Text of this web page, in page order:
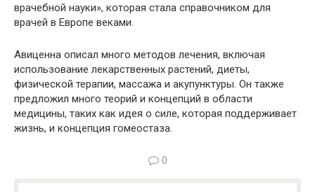
врачебной науки», которая стала справочником для
врачей в Европе веками.
Авиценна описал много методов лечения, включая
использование лекарственных растений, диеты,
физической терапии, массажа и акупунктуры. Он также
предложил много теорий и концепций в области
медицины, таких как идея о силе, которая поддерживает
жизнь, и концепция гомеостаза.
0